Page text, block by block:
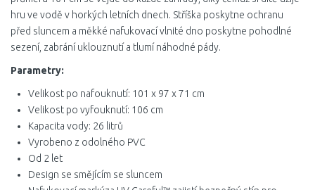
hru ve vodě v horkých letních dnech. Stříška poskytne ochranu
před sluncem a měkké nafukovací vlnité dno poskytne pohodlné
sezení, zabrání uklouznutí a tlumí náhodné pády.
Parametry:
Velikost po nafouknutí: 101 x 97 x 71 cm
Velikost po vyfouknutí: 106 cm
Kapacita vody: 26 litrů
Vyrobeno z odolného PVC
Od 2 let
Design se smějícím se sluncem